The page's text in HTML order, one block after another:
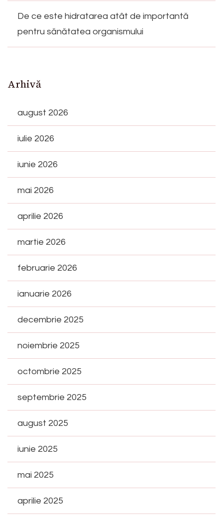
De ce este hidratarea atât de importantă
pentru sănătatea organismului
Arhivă
august 2026
iulie 2026
iunie 2026
mai 2026
aprilie 2026
martie 2026
februarie 2026
ianuarie 2026
decembrie 2025
noiembrie 2025
octombrie 2025
septembrie 2025
august 2025
iunie 2025
mai 2025
aprilie 2025